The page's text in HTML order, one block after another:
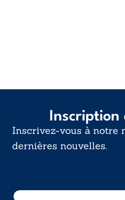
Inscription
Inscrivez-vous à notre
dernières nouvelles.